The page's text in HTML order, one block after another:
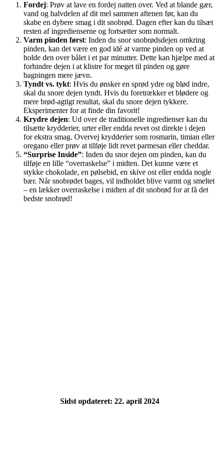
Fordej: Prøv at lave en fordej natten over. Ved at blande gær,
vand og halvdelen af dit mel sammen aftenen før, kan du
skabe en dybere smag i dit snobrød. Dagen efter kan du tilsæt
resten af ingredienserne og fortsætter som normalt.
Varm pinden først: Inden du snor snobrødsdejen omkring
pinden, kan det være en god idé at varme pinden op ved at
holde den over bålet i et par minutter. Dette kan hjælpe med at
forhindre dejen i at klistre for meget til pinden og gøre
bagningen mere jævn.
Tyndt vs. tykt: Hvis du ønsker en sprød ydre og blød indre,
skal du snore dejen tyndt. Hvis du foretrækker et blødere og
mere brød-agtigt resultat, skal du snore dejen tykkere.
Eksperimenter for at finde din favorit!
Krydre dejen: Ud over de traditionelle ingredienser kan du
tilsætte krydderier, urter eller endda revet ost direkte i dejen
for ekstra smag. Overvej krydderier som rosmarin, timian eller
oregano eller prøv at tilføje lidt revet parmesan eller cheddar.
“Surprise Inside”: Inden du snor dejen om pinden, kan du
tilføje en lille “overraskelse” i midten. Det kunne være et
stykke chokolade, en pølsebid, en skive ost eller endda nogle
bær. Når snobrødet bages, vil indholdet blive varmt og smeltet
– en lækker overraskelse i midten af dit snobrød for at få det
bedste snobrød!
Sidst opdateret: 22. april 2024